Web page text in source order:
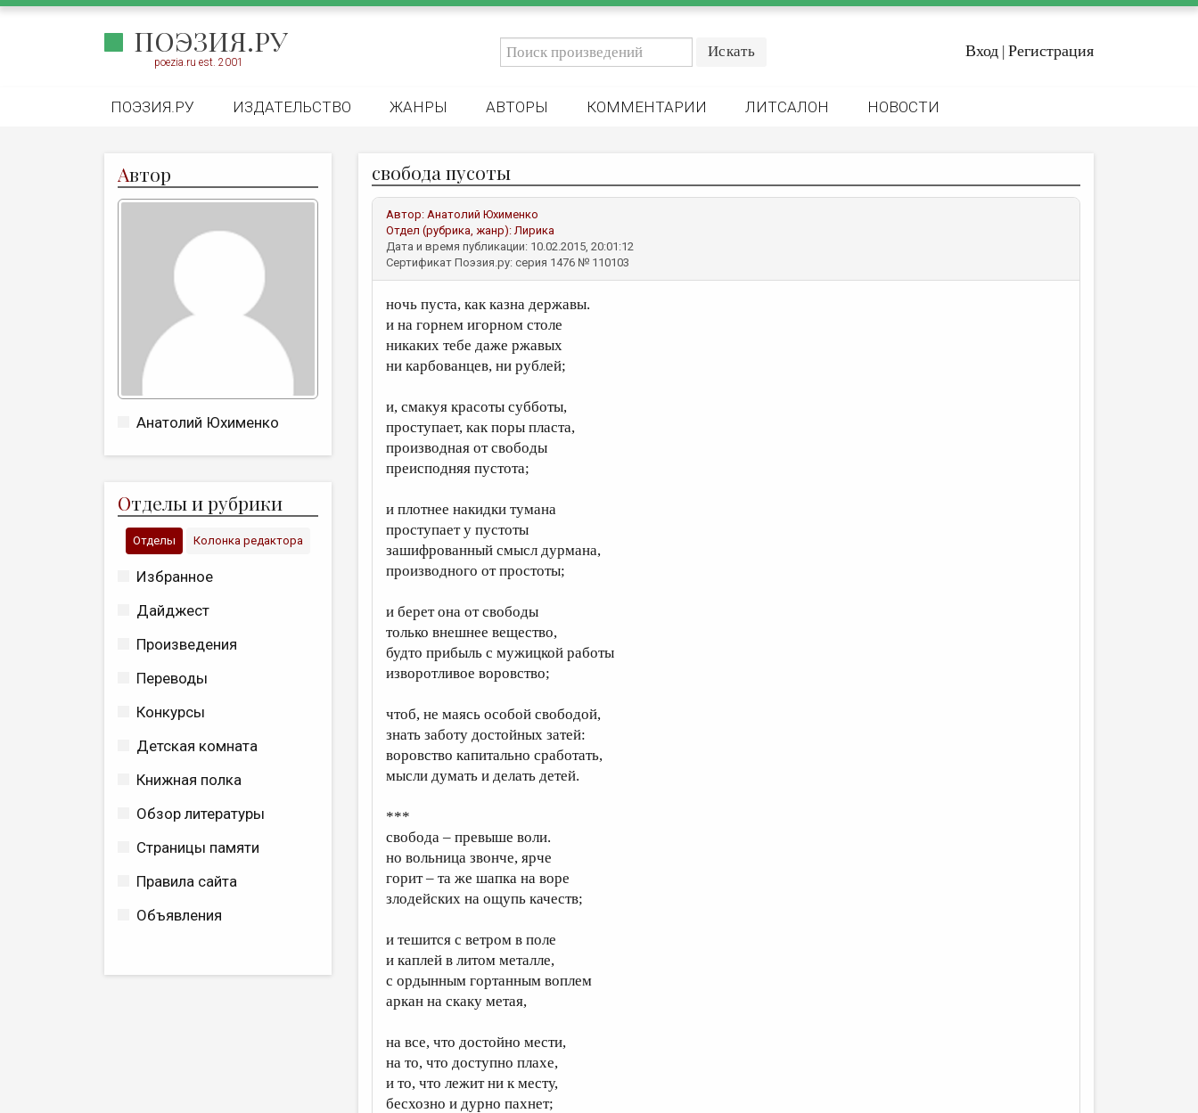
ПОЭЗИЯ.РУ
poezia.ru est. 2001
Вход | Регистрация
ПОЭЗИЯ.РУ ИЗДАТЕЛЬСТВО ЖАНРЫ АВТОРЫ КОММЕНТАРИИ ЛИТСАЛОН НОВОСТИ
Автор
Анатолий Юхименко
Отделы и рубрики
Отделы Колонка редактора
Избранное
Дайджест
Произведения
Переводы
Конкурсы
Детская комната
Книжная полка
Обзор литературы
Страницы памяти
Правила сайта
Объявления
свобода пусоты
Автор: Анатолий Юхименко
Отдел (рубрика, жанр):Лирика
Дата и время публикации: 10.02.2015, 20:01:12
Сертификат Поэзия.ру: серия 1476 № 110103
ночь пуста, как казна державы.
и на горнем игорном столе
никаких тебе даже ржавых
ни карбованцев, ни рублей;
и, смакуя красоты субботы,
проступает, как поры пласта,
производная от свободы
преисподняя пустота;
и плотнее накидки тумана
проступает у пустоты
зашифрованный смысл дурмана,
производного от простоты;
и берет она от свободы
только внешнее вещество,
будто прибыль с мужицкой работы
изворотливое воровство;
чтоб, не маясь особой свободой,
знать заботу достойных затей:
воровство капитально сработать,
мысли думать и делать детей.
***
свобода – превыше воли.
но вольница звонче, ярче
горит – та же шапка на воре
злодейских на ощупь качеств;
и тешится с ветром в поле
и каплей в литом металле,
с ордынным гортанным воплем
аркан на скаку метая,
на все, что достойно мести,
на то, что доступно плахе,
и то, что лежит ни к месту,
бесхозно и дурно пахнет;